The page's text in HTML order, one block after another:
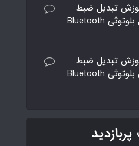
تبدیل ضبط
صوت قدیمی به مدل بلوتوثی Bluetooth
تبدیل ضبط
صوت قدیمی به مدل بلوتوثی Bluetooth